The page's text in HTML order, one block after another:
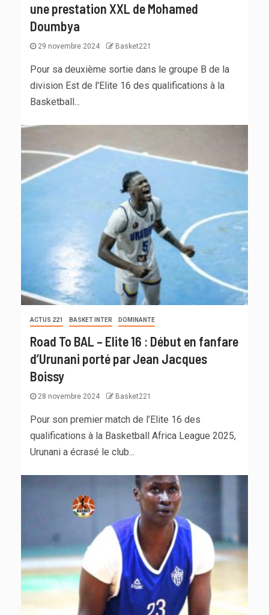
une prestation XXL de Mohamed
Doumbya
29 novembre 2024 Basket221
Pour sa deuxième sortie dans le groupe B de la
division Est de l'Elite 16 des qualifications à la
Basketball...
ACTUS 221 BASKET INTER DOMINANTE
Road To BAL – Elite 16 : Début en fanfare
d’Urunani porté par Jean Jacques
Boissy
28 novembre 2024 Basket221
Pour son premier match de l’Elite 16 des
qualifications à la Basketball Africa League 2025,
Urunani a écrasé le club...